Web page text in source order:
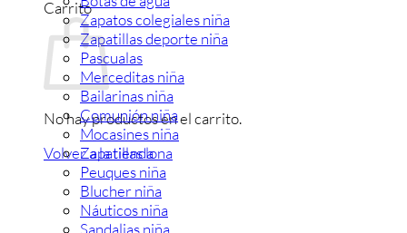
Carrito
No hay productos en el carrito.
Volver a la tienda
Zapatos colegiales niña
Zapatillas deporte niña
Pascualas
Merceditas niña
Bailarinas niña
Comunión niña
Mocasines niña
Zapatillas lona
Peuques niña
Blucher niña
Náuticos niña
Sandalias niña